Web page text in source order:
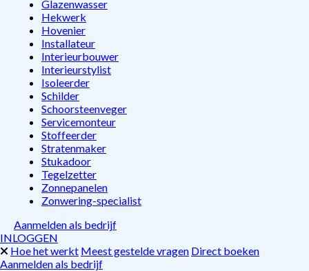
Glazenwasser
Hekwerk
Hovenier
Installateur
Interieurbouwer
Interieurstylist
Isoleerder
Schilder
Schoorsteenveger
Servicemonteur
Stoffeerder
Stratenmaker
Stukadoor
Tegelzetter
Zonnepanelen
Zonwering-specialist
Aanmelden als bedrijf
INLOGGEN
Hoe het werkt Meest gestelde vragen Direct boeken
Aanmelden als bedrijf